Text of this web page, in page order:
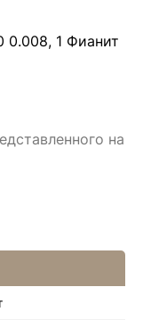
0.008, 1 Фианит
на